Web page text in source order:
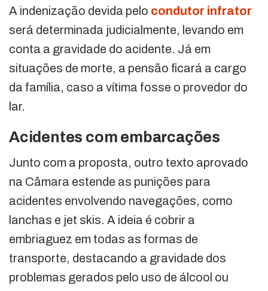
A indenização devida pelo condutor infrator
será determinada judicialmente, levando em
conta a gravidade do acidente. Já em
situações de morte, a pensão ficará a cargo
da família, caso a vítima fosse o provedor do
lar.
Acidentes com embarcações
Junto com a proposta, outro texto aprovado
na Câmara estende as punições para
acidentes envolvendo navegações, como
lanchas e jet skis. A ideia é cobrir a
embriaguez em todas as formas de
transporte, destacando a gravidade dos
problemas gerados pelo uso de álcool ou